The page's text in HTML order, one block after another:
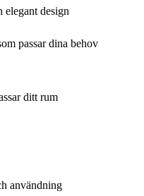
design
passar dina behov
ditt rum
användning